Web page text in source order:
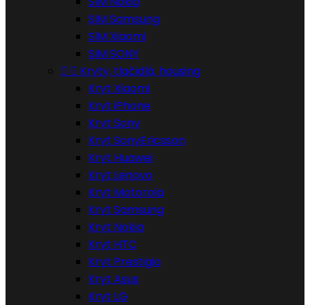
SIM Samsung
SIM Xiaomi
SIM SONY
  Kryty, tlačidlá, housing
Kryt Xiaomi
Kryt iPhone
Kryt Sony
Kryt SonyEricsson
Kryt Huawei
Kryt Lenovo
Kryt Motorola
Kryt Samsung
Kryt Nokia
Kryt HTC
Kryt Prestigio
Kryt Asus
Kryt LG